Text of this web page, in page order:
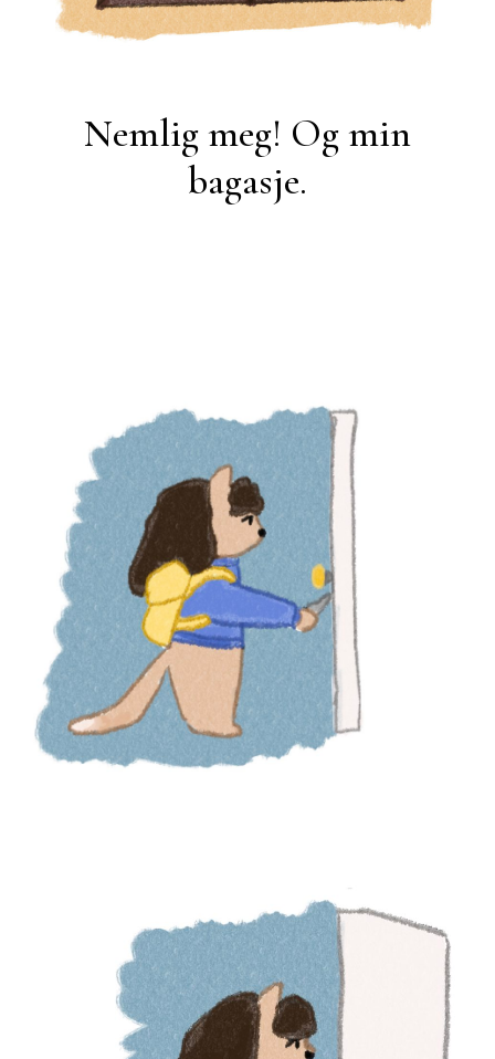
Nemlig meg! Og min
bagasje.